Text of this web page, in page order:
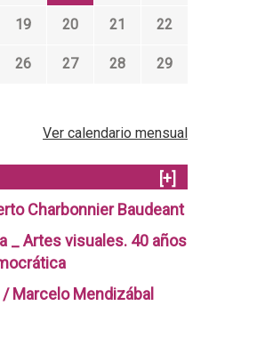
19 20 21 22
26 27 28 29
Ver calendario mensual
[+]
Charbonnier Baudeant
_ Artes visuales. 40 años
Marcelo Mendizábal